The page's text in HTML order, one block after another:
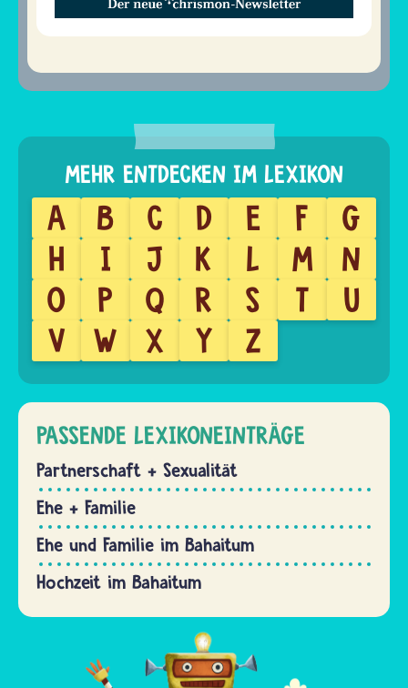
A B C D E F
G
H
I J K L M
N
O
P Q R S T
U
V
W X Y Z
PASSENDE LEXIKONEINTRÄGE
Partnerschaft + Sexualität
Ehe + Familie
Ehe und Familie im Bahaitum
Hochzeit im Bahaitum